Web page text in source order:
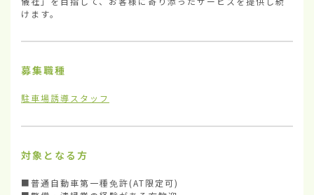
けます。
募集職種
駐車場誘導スタッフ
対象となる方
■普通自動車第一種免許(AT限定可)